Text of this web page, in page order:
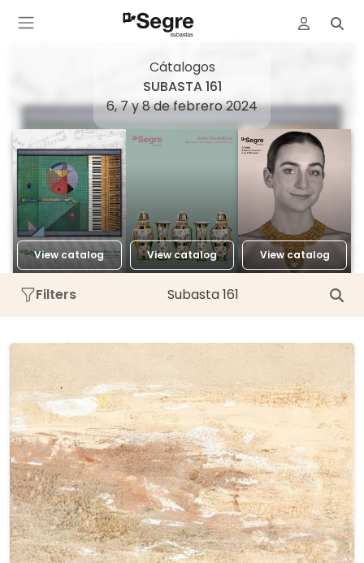
Cátalogos
SUBASTA 161
6, 7 y 8 de febrero 2024
View catalog View catalog View catalog
Filters Subasta 161